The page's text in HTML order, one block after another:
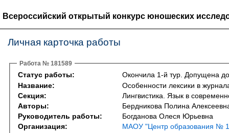
Всероссийский открытый конкурс юношеских
Личная карточка работы
Работа № 181589
Статус работы:
Окончила 1-й тур. Допущена
Название:
Особенности лексики в
Секция:
Лингвистика. Язык в
Авторы:
Бердникова Полина
Руководитель работы:
Богданова Олеся Юрьевна
Организация:
МАОУ "Центр образования №